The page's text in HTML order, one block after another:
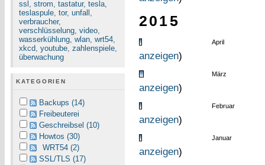
ssl , strom, tastatur, tesla,
teslaspule, tor, unfall ,
verbraucher,
verschlüsselung, video,
wasserkühlung, wlan, wrt54,
xkcd, youtube, zahlenspiele,
überwachung
KATEGORIEN
Backups (14)
Freibeuterei
Geschreibsel (10)
Howtos (30)
WRT54 (2)
SSL/TLS (17)
2015
April
anzeigen)
März
anzeigen)
Februar
anzeigen)
Januar
anzeigen)